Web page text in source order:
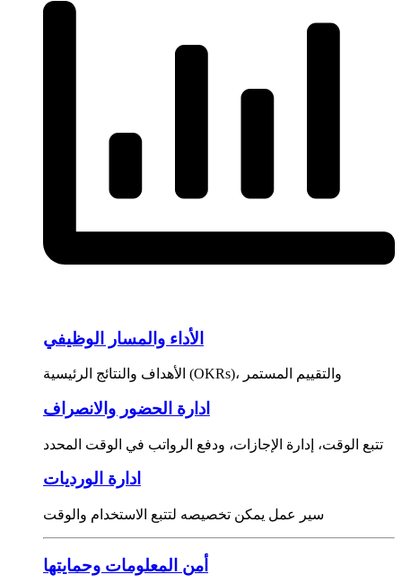
الأداء والمسار الوظيفي
الأهداف والنتائج الرئيسية (OKRs)، والتقييم المستمر
ادارة الحضور والانصراف
تتبع الوقت، إدارة الإجازات، ودفع الرواتب في الوقت المحدد
ادارة الورديات
سير عمل يمكن تخصيصه لتتبع الاستخدام والوقت
أمن المعلومات وحمايتها